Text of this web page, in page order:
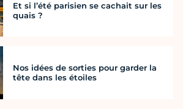
Et si l’été parisien se cachait sur les
quais ?
Nos idées de sorties pour garder la
tête dans les étoiles